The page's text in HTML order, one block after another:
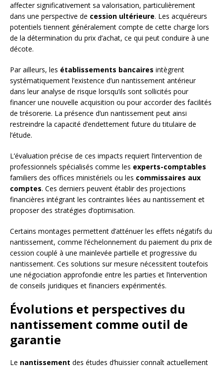
affecter significativement sa valorisation, particulièrement
dans une perspective de cession ultérieure. Les acquéreurs
potentiels tiennent généralement compte de cette charge lors
de la détermination du prix d’achat, ce qui peut conduire à une
décote.
Par ailleurs, les établissements bancaires intègrent
systématiquement l’existence d’un nantissement antérieur
dans leur analyse de risque lorsqu’ils sont sollicités pour
financer une nouvelle acquisition ou pour accorder des facilités
de trésorerie. La présence d’un nantissement peut ainsi
restreindre la capacité d’endettement future du titulaire de
l’étude.
L’évaluation précise de ces impacts requiert l’intervention de
professionnels spécialisés comme les experts-comptables
familiers des offices ministériels ou les commissaires aux
comptes. Ces derniers peuvent établir des projections
financières intégrant les contraintes liées au nantissement et
proposer des stratégies d’optimisation.
Certains montages permettent d’atténuer les effets négatifs du
nantissement, comme l’échelonnement du paiement du prix de
cession couplé à une mainlevée partielle et progressive du
nantissement. Ces solutions sur mesure nécessitent toutefois
une négociation approfondie entre les parties et l’intervention
de conseils juridiques et financiers expérimentés.
Évolutions et perspectives du
nantissement comme outil de
garantie
Le nantissement des études d’huissier connaît actuellement